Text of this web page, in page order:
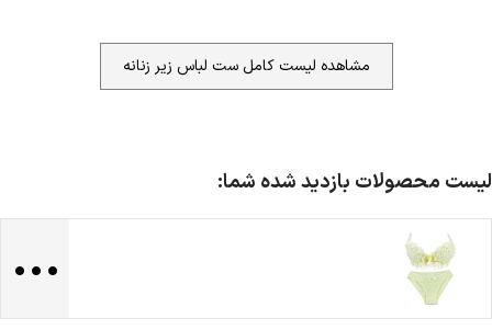
مشاهده لیست کامل ست لباس زیر زنانه
لیست محصولات بازدید شده شما:
...